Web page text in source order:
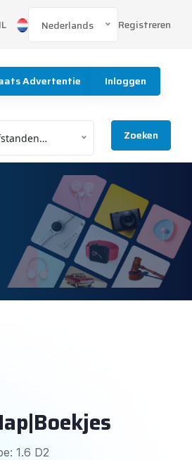
Nederlands Registreren
Advertentie Inloggen
Zoeken
1.6 D2